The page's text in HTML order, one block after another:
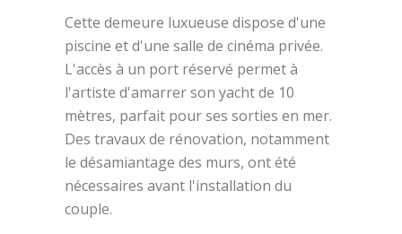
Cette demeure luxueuse dispose d'une
piscine et d'une salle de cinéma privée.
L'accès à un port réservé permet à
l'artiste d'amarrer son yacht de 10
mètres, parfait pour ses sorties en mer.
Des travaux de rénovation, notamment
le désamiantage des murs, ont été
nécessaires avant l'installation du
couple.